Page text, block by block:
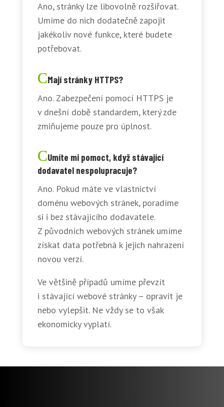
Ano, stránky lze libovolně rozšiřovat.
Umíme do nich dodatečně zapojit
jakékoliv nové funkce, které budete
potřebovat.
Mají stránky HTTPS?
Ano. Zabezpečení pomocí HTTPS je
v dnešní době standardem, který zde
zmiňujeme pouze pro úplnost.
Umíte mi pomoct, když stávající
dodavatel nespolupracuje?
Ano. Pokud máte ve vlastnictví
doménu webových stránek, poradíme
si i bez stávajícího dodavatele.
Z původních webových stránek umíme
získat data potřebná k jejich nahrazení
novou verzí.
Ve většině případů umíme převzít
i stávající webové stránky – opravit je
nebo vylepšit. Ne vždy se to však
ekonomicky vyplatí.